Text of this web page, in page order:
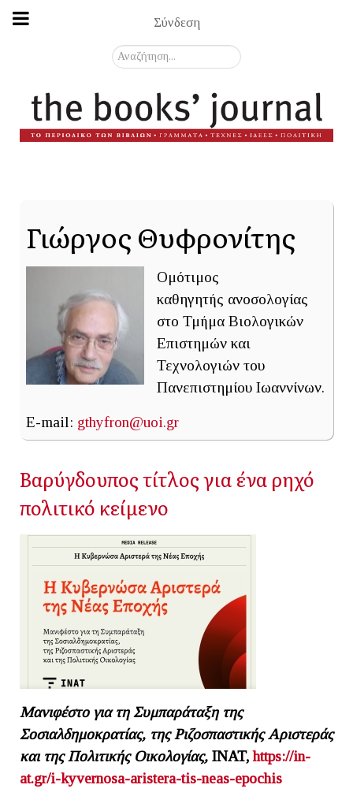
Σύνδεση
Αναζήτηση...
Γιώργος Θυφρονίτης
Ομότιμος
καθηγητής ανοσολογίας
στο Τμήμα Βιολογικών
Επιστημών και
Τεχνολογιών του
Πανεπιστημίου Ιωαννίνων.
E-mail: gthyfron@uoi.gr
Βαρύγδουπος τίτλος για ένα ρηχό
πολιτικό κείμενο
Μανιφέστο για τη Συμπαράταξη της
Σοσιαλδημοκρατίας, της Ριζοσπαστικής Αριστεράς
και της Πολιτικής Οικολογίας, INAT,https://in-
at.gr/i-kyvernosa-aristera-tis-neas-epochis